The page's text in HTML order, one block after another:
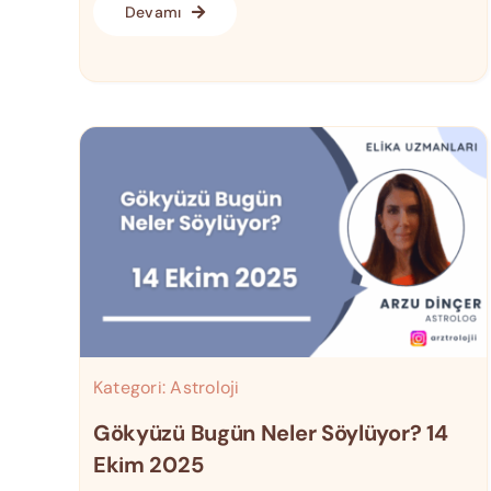
Devamı
Kategori:Astroloji
Gökyüzü Bugün Neler Söylüyor? 14
Ekim 2025